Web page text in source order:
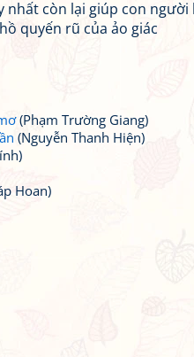
nhất còn lại giúp con
quyến rũ của ảo giác
(Phạm Trường Giang)
(Nguyễn Thanh Hiện)
Hoan)